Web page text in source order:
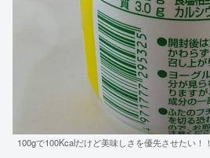
100gで100Kcalだけど美味しさを優先させたい！！